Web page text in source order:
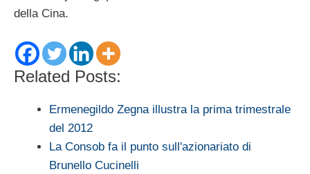
della Cina.
Related Posts:
Ermenegildo Zegna illustra la prima trimestrale
del 2012
La Consob fa il punto sull'azionariato di
Brunello Cucinelli